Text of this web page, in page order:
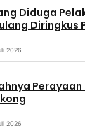
Diduga
Diringkus
2026
Perayaan
2026